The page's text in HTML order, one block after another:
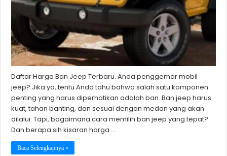
Daftar Harga Ban Jeep Terbaru. Anda penggemar mobil
jeep? Jika ya, tentu Anda tahu bahwa salah satu komponen
penting yang harus diperhatikan adalah ban. Ban jeep harus
kuat, tahan banting, dan sesuai dengan medan yang akan
dilalui. Tapi, bagaimana cara memilih ban jeep yang tepat?
Dan berapa sih kisaran harga …
Baca Selengkapnya »